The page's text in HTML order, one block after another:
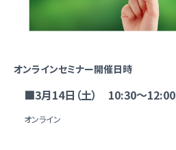
オンラインセミナー開催日時
■3月14日（土） 10:30～12:00
オンライン